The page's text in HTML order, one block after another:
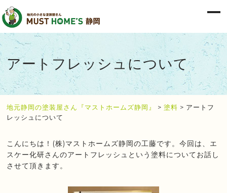
アートフレッシュについて
地元静岡の塗装屋さん『マストホームズ静岡』 >塗料 > アートフ
レッシュについて
こんにちは！(株)マストホームズ静岡の工藤です。今回は、エ
スケー化研さんのアートフレッシュという塗料についてお話し
させて頂きます。